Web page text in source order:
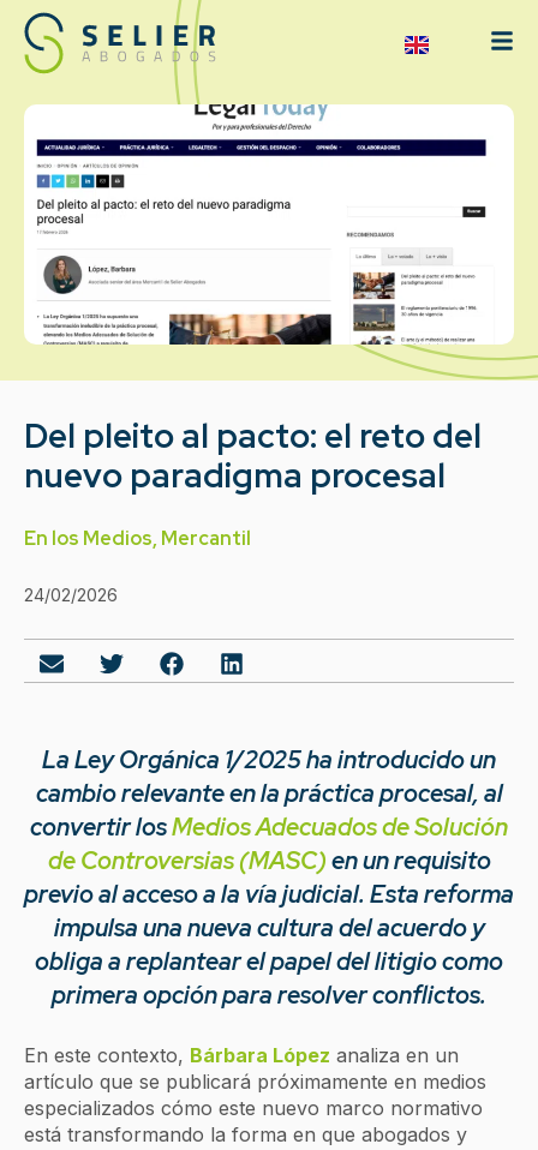
Del pleito al pacto: el reto del
nuevo paradigma procesal
En los Medios, Mercantil
24/02/2026
La Ley Orgánica 1/2025 ha introducido un
cambio relevante en la práctica procesal, al
convertir losMedios Adecuados de Solución
de Controversias (MASC)en un requisito
previo al acceso a la vía judicial. Esta reforma
impulsa una nueva cultura del acuerdo y
obliga a replantear el papel del litigio como
primera opción para resolver conflictos.
En este contexto, Bárbara López analiza en un
artículo que se publicará próximamente en medios
especializados cómo este nuevo marco normativo
está transformando la forma en que abogados y